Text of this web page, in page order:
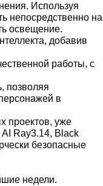
Используя
непосредственно на
освещение.
добавив
работы, с
позволяя
в
проектов, уже
Ray3.14, Black
безопасные
недели.